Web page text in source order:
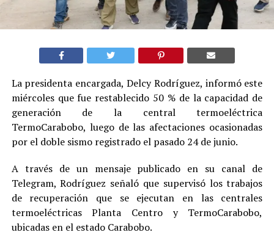
La presidenta encargada, Delcy Rodríguez, informó este
miércoles que fue restablecido 50 % de la capacidad de
generación de la central termoeléctrica
TermoCarabobo, luego de las afectaciones ocasionadas
por el doble sismo registrado el pasado 24 de junio.
A través de un mensaje publicado en su canal de
Telegram, Rodríguez señaló que supervisó los trabajos
de recuperación que se ejecutan en las centrales
termoeléctricas Planta Centro y TermoCarabobo,
ubicadas en el estado Carabobo.